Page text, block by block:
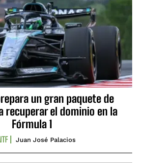
un gran paquete de
recuperar el dominio en la
Fórmula 1
Juan José Palacios